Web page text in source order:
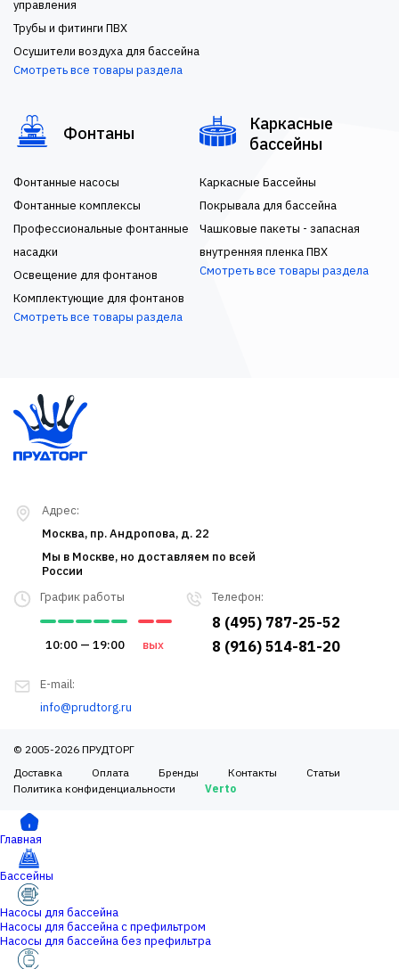
управления
Трубы и фитинги ПВХ
Осушители воздуха для бассейна
Смотреть все товары раздела
Фонтаны
Фонтанные насосы
Фонтанные комплексы
Профессиональные фонтанные
насадки
Освещение для фонтанов
Комплектующие для фонтанов
Смотреть все товары раздела
Каркасные
бассейны
Каркасные Бассейны
Покрывала для бассейна
Чашковые пакеты - запасная
внутренняя пленка ПВХ
Смотреть все товары раздела
Телефон:
8 (495) 787-25-52
8 (916) 514-81-20
График работы
10:00 — 19:00 вых
E-mail:
info@prudtorg.ru
Адрес:
Москва, пр. Андропова, д. 22
Мы в Москве, но доставляем по всей
России
© 2005-2026 ПРУДТОРГ
Доставка
Оплата Бренды Контакты
Статьи
Политика конфиденциальности
Verto
Главная
Бассейны
Насосы для бассейна
Насосы для бассейна с префильтром
Насосы для бассейна без префильтра